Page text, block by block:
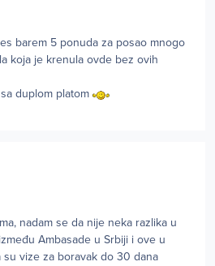
barem 5 ponuda za posao mnogo
koja je krenula ovde bez ovih
duplom platom
nadam se da nije neka razlika u
Ambasade u Srbiji i ove u
su vize za boravak do 30 dana